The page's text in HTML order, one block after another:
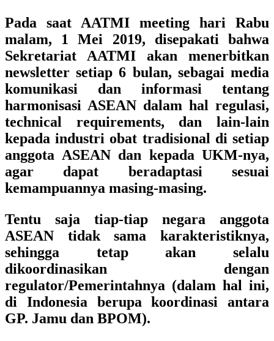
Pada saat AATMI meeting hari Rabu
malam, 1 Mei 2019, disepakati bahwa
Sekretariat AATMI akan menerbitkan
newsletter setiap 6 bulan, sebagai media
komunikasi dan informasi tentang
harmonisasi ASEAN dalam hal regulasi,
technical requirements, dan lain-lain
kepada industri obat tradisional di setiap
anggota ASEAN dan kepada UKM-nya,
agar dapat beradaptasi sesuai
kemampuannya masing-masing.
Tentu saja tiap-tiap negara anggota
ASEAN tidak sama karakteristiknya,
sehingga tetap akan selalu
dikoordinasikan dengan
regulator/Pemerintahnya (dalam hal ini,
di Indonesia berupa koordinasi antara
GP. Jamu dan BPOM).